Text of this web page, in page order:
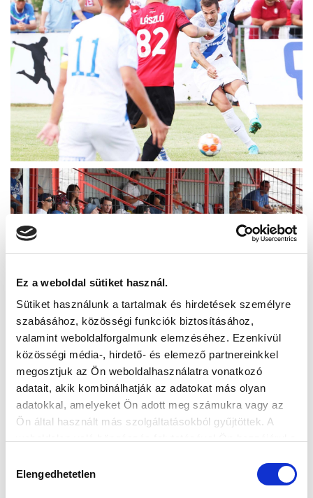
Ez a weboldal sütiket használ.
Sütiket használunk a tartalmak és hirdetések személyre
szabásához, közösségi funkciók biztosításához,
valamint weboldalforgalmunk elemzéséhez. Ezenkívül
közösségi média-, hirdető- és elemező partnereinkkel
megosztjuk az Ön weboldalhasználatra vonatkozó
adatait, akik kombinálhatják az adatokat más olyan
adatokkal, amelyeket Ön adott meg számukra vagy az
Ön által használt más szolgáltatásokból gyűjtöttek. A
kiválasztása
Elengedhetetlen